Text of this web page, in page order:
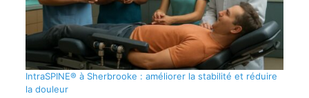
IntraSPINE® à Sherbrooke : améliorer la stabilité et réduire
la douleur